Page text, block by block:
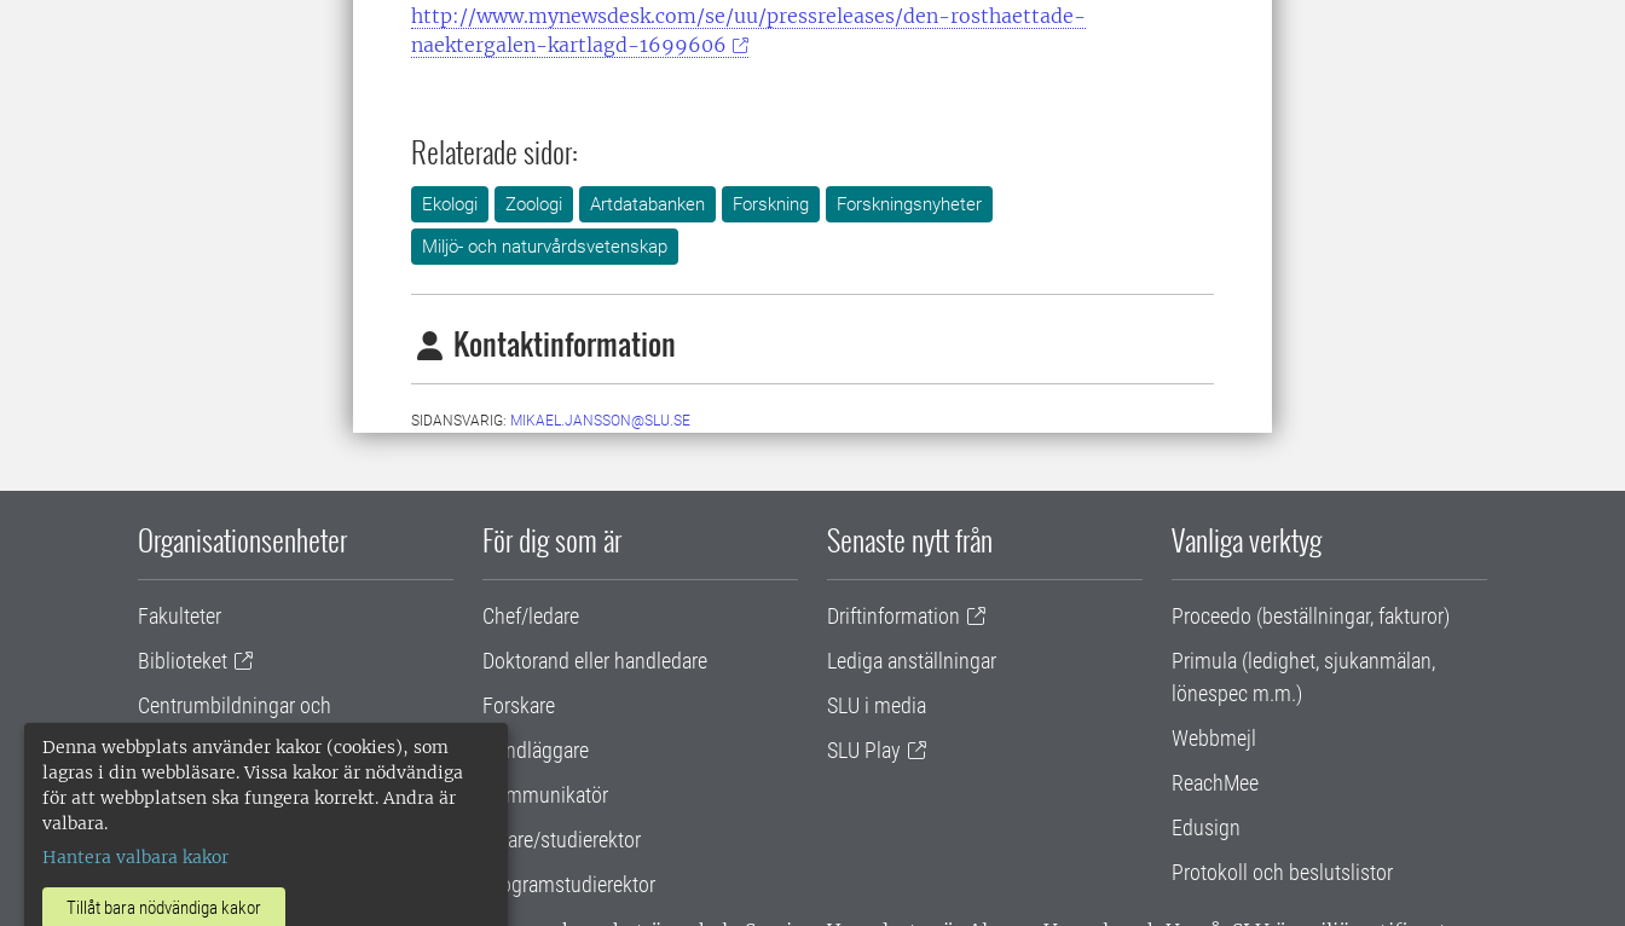
Denna webbplats använder kakor (cookies), som
lagras i din webbläsare. Vissa kakor är nödvändiga
för att webbplatsen ska fungera korrekt. Andra är
valbara.
Hantera valbara kakor
Tillåt bara nödvändiga kakor
http://www.mynewsdesk.com/se/uu/pressreleases/den-rosthaettade-
naektergalen-kartlagd-1699606
Relaterade sidor:
Ekologi Zoologi Artdatabanken Forskning
Forskningsnyheter
Miljö- och naturvårdsvetenskap
Kontaktinformation
SIDANSVARIG: MIKAEL.JANSSON@SLU.SE
Organisationsenheter
Fakulteter
Biblioteket
Centrumbildningar och
samarbetsprojekt
Gemensamma verksamhetsstödet
För dig som är
Chef/ledare
Doktorand eller handledare
Forskare
Handläggare
Kommunikatör
Lärare/studierektor
Programstudierektor
Senaste nytt från
Driftinformation
Lediga anställningar
SLU i media
SLU Play
Vanliga verktyg
Proceedo (beställningar, fakturor)
Primula (ledighet, sjukanmälan,
lönespec m.m.)
Webbmejl
ReachMee
Edusign
Protokoll och beslutslistor